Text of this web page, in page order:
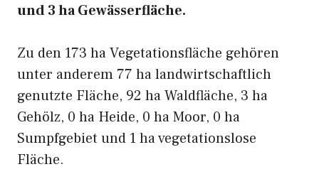
und 3 ha Gewässerfläche.
Zu den 173 ha Vegetationsfläche gehören
unter anderem 77 ha landwirtschaftlich
genutzte Fläche, 92 ha Waldfläche, 3 ha
Gehölz, 0 ha Heide, 0 ha Moor, 0 ha
Sumpfgebiet und 1 ha vegetationslose
Fläche.